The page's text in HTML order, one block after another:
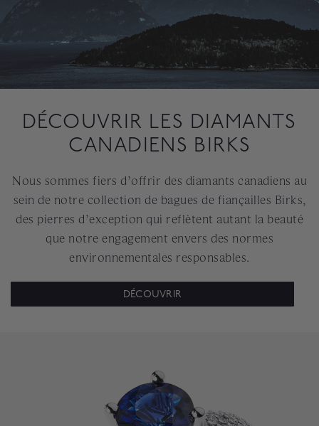
DÉCOUVRIR LES DIAMANTS
CANADIENS BIRKS
Nous sommes fiers d’offrir des diamants canadiens au
sein de notre collection de bagues de fiançailles Birks,
des pierres d’exception qui reflètent autant la beauté
que notre engagement envers des normes
environnementales responsables.
DÉCOUVRIR